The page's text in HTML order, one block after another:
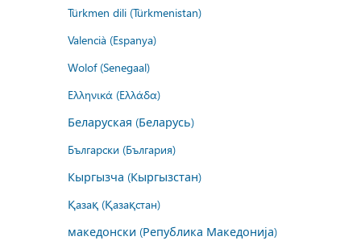
Türkmen dili (Türkmenistan)
Valencià (Espanya)
Wolof (Senegaal)
Ελληνικά (Ελλάδα)
Беларуская (Беларусь)
Български (България)
Кыргызча (Кыргызстан)
Қазақ (Қазақстан)
македонски (Република Македонија)